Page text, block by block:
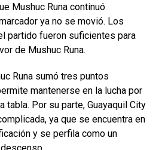
Mushuc Runa continuó
ya no se movió. Los
partido fueron suficientes para
de Mushuc Runa.
Runa sumó tres puntos
mantenerse en la lucha por
tabla. Por su parte, Guayaquil City
ya que se encuentra en
y se perfila como un